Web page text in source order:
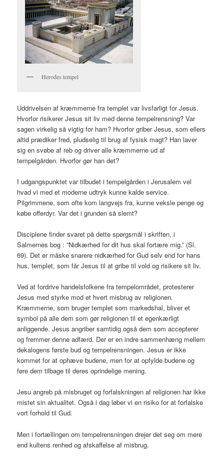
Herodes tempel
Uddrivelsen af kræmmerne fra templet var livsfarligt for Jesus.
Hvorfor risikerer Jesus sit liv med denne tempelrensning? Var
sagen virkelig så vigtig for ham? Hvorfor griber Jesus, som ellers
altid prædiker fred, pludselig til brug af fysisk magt? Han laver
sig en svøbe af reb og driver alle kræmmerne ud af
tempelgården. Hvorfor gør han det?
I udgangspunktet var tilbudet i tempelgården i Jerusalem vel
hvad vi med et moderne udtryk kunne kalde service.
Pilgrimmene, som ofte kom langvejs fra, kunne veksle penge og
købe offerdyr. Var det i grunden så slemt?
Disciplene finder svaret på dette spørgsmål i skriften, i
Salmernes bog : ”Nidkærhed for dit hus skal fortære mig.” (Sl.
69). Det er måske snarere nidkærhed for Gud selv end for hans
hus, templet, som får Jesus til at gribe til vold og risikere sit liv.
Ved at fordrive handelsfolkene fra tempelområdet, protesterer
Jesus med styrke mod et hvert misbrug av religionen.
Kræmmerne, som bruger templet som markedshal, bliver et
symbol på alle dem som gør religionen til et egenkærligt
anliggende. Jesus angriber samtidig også dem som accepterer
og fremmer denne adfærd. Der er en indre sammenhæng mellem
dekalogens første bud og tempelrensningen. Jesus er ikke
kommet for at ophæve budene, men for at opfylde budene og
føre dem tilbage til deres oprindelige mening.
Jesu angreb på misbruget og forfalskningen af religionen har ikke
mistet sin aktualitet. Også i dag løber vi en risiko for at forfalske
vort forhold til Gud.
Men i fortællingen om tempelrensningen drejer det seg om mere
end kultens renhed og afskaffelse af misbrug.